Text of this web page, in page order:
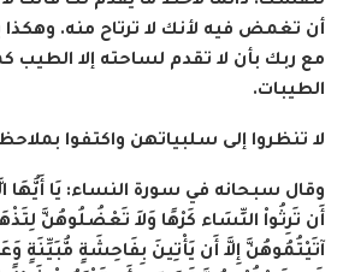
أن تغمض فيه لأنك لا ترتاح منه.
مع ربك بأن لا تقدم لساحته إلا الطيب
الطيبات.
لا تنظروا إلى سلبياتهن واكتفوا
وقال سبحانه في سورة النساء: يَا
أَن تَرِثُواْ النِّسَاء كَرْهًا وَلاَ تَعْضُلُوهُنَّ
آتَيْتُمُوهُنَّ إِلاَّ أَن يَأْتِينَ بِفَاحِشَةٍ مُّبَيِّنَةٍ